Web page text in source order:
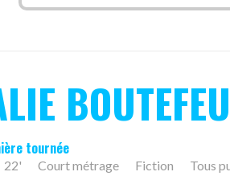
BOUTEFEU
tournée
22' Court métrage Fiction Tous